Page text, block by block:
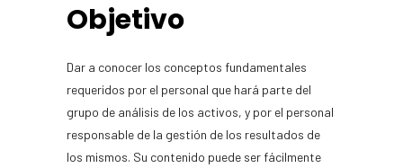
Objetivo​
Dar a conocer los conceptos fundamentales
requeridos por el personal que hará parte del
grupo de análisis de los activos, y por el personal
responsable de la gestión de los resultados de
los mismos. Su contenido puede ser fácilmente